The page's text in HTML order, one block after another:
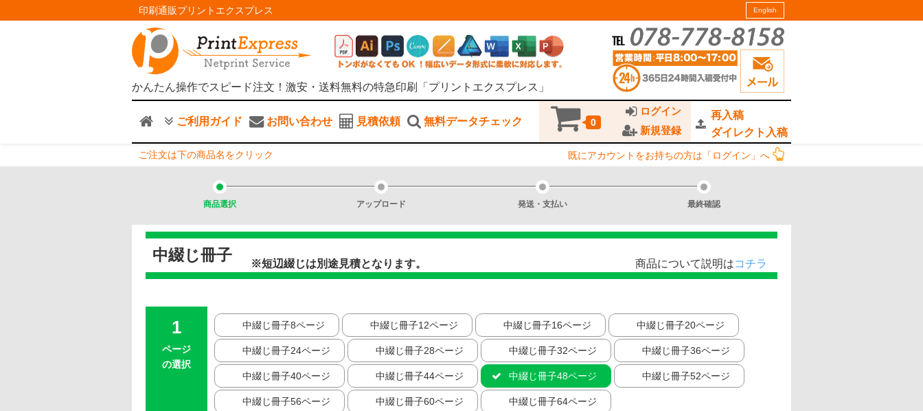
印刷通販プリントエクスプレス English
かんたん操作でスピード注文！激安・送料無料の特急印刷「プリントエクスプレス」
ご利用ガイド お問い合わせ 見積依頼 無料データチェック 0
ログイン
新規登録
再入稿
ダイレクト入稿
ご注文は下の商品名をクリック 既にアカウントをお持ちの方は「ログイン」へ
商品選択 アップロード 発送・支払い 最終確認
中綴じ冊子 ※短辺綴じは別途見積となります。 商品について説明はコチラ
ページ
の選択
中綴じ冊子8ページ 中綴じ冊子12ページ 中綴じ冊子16ページ 中綴じ冊子20ページ
中綴じ冊子24ページ 中綴じ冊子28ページ 中綴じ冊子32ページ 中綴じ冊子36ページ
中綴じ冊子40ページ 中綴じ冊子44ページ 中綴じ冊子48ページ 中綴じ冊子52ページ
中綴じ冊子56ページ 中綴じ冊子60ページ 中綴じ冊子64ページ